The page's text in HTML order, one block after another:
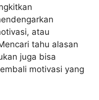
atau
tahu alasan
juga bisa
motivasi yang